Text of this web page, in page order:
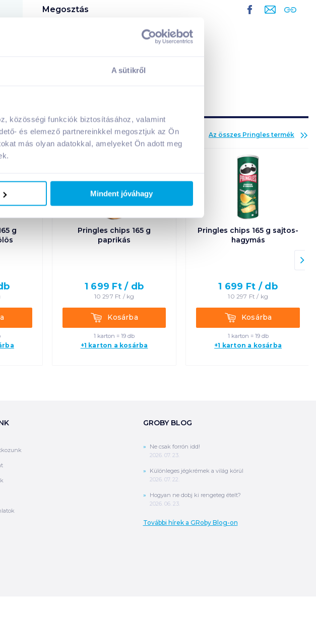
A sütikről
közösségi funkciók biztosításához, valamint
és elemező partnereinkkel megosztjuk az Ön
más olyan adatokkal, amelyeket Ön adott meg
Mindent jóváhagy
Adj hozzá termékeket!
Megosztás
Az összes Pringles termék
g
Pringles chips 165 g
paprikás
1 699 Ft / db
10 297 Ft / kg
KosárbaKosárba
1 karton = 19 db
+1 karton a kosárba
Pringles chips 165 g sajtos-
hagymás
1 699 Ft / db
10 297 Ft / kg
KosárbaKosárba
1 karton = 19 db
+1 karton a kosárba
GROBY BLOG
Ne csak forrón idd!
2026. 07. 23.
Különleges jégkrémek a világ körül
2026. 07. 22.
Hogyan ne dobj ki rengeteg ételt?
2026. 06. 23.
További hírek a GRoby Blog-on